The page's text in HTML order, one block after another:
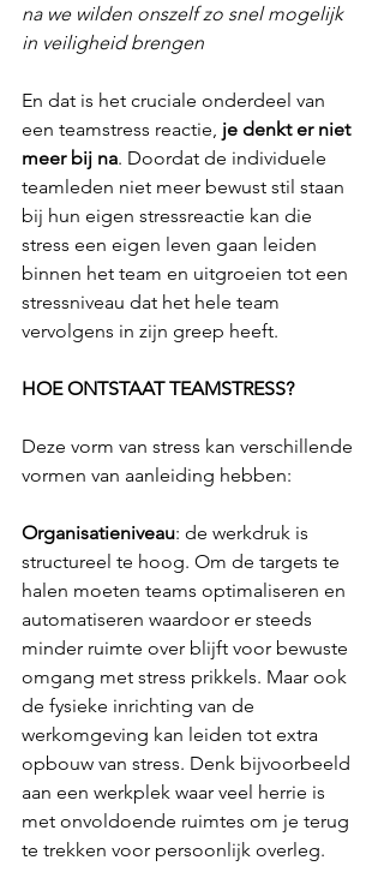
na we wilden onszelf zo snel mogelijk
in veiligheid brengen
En dat is het cruciale onderdeel van
een teamstress reactie, je denkt er niet
meer bij na. Doordat de individuele
teamleden niet meer bewust stil staan
bij hun eigen stressreactie kan die
stress een eigen leven gaan leiden
binnen het team en uitgroeien tot een
stressniveau dat het hele team
vervolgens in zijn greep heeft.
HOE ONTSTAAT TEAMSTRESS?
Deze vorm van stress kan verschillende
vormen van aanleiding hebben:
Organisatieniveau: de werkdruk is
structureel te hoog. Om de targets te
halen moeten teams optimaliseren en
automatiseren waardoor er steeds
minder ruimte over blijft voor bewuste
omgang met stress prikkels. Maar ook
de fysieke inrichting van de
werkomgeving kan leiden tot extra
opbouw van stress. Denk bijvoorbeeld
aan een werkplek waar veel herrie is
met onvoldoende ruimtes om je terug
te trekken voor persoonlijk overleg.